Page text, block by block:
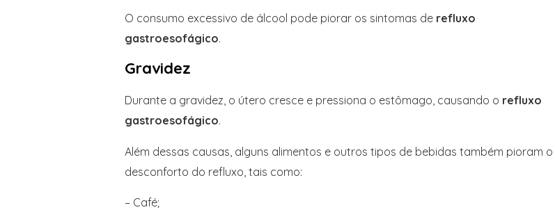
O consumo excessivo de álcool pode piorar os sintomas de refluxo
gastroesofágico.
Gravidez
Durante a gravidez, o útero cresce e pressiona o estômago, causando o refluxo
gastroesofágico.
Além dessas causas, alguns alimentos e outros tipos de bebidas também pioram o
desconforto do refluxo, tais como:
– Café;